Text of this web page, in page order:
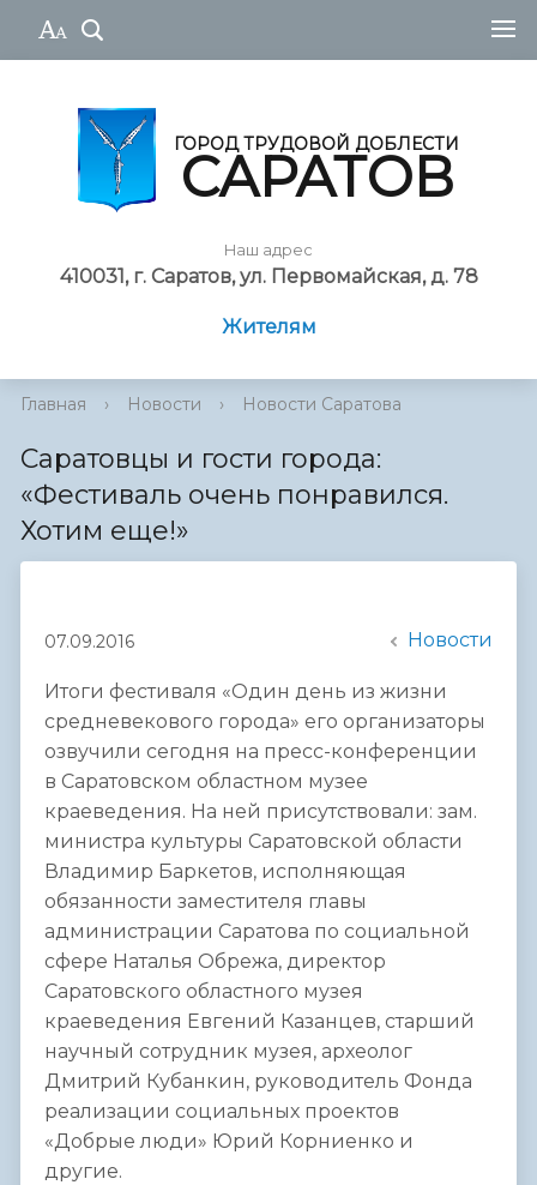
ГОРОД ТРУДОВОЙ ДОБЛЕСТИ
САРАТОВ
Наш адрес
410031, г. Саратов, ул. Первомайская, д. 78
Жителям
Главная › Новости › Новости Саратова
Саратовцы и гости города:
«Фестиваль очень понравился.
Хотим еще!»
07.09.2016 Новости
Итоги фестиваля «Один день из жизни
средневекового города» его организаторы
озвучили сегодня на пресс-конференции
в Саратовском областном музее
краеведения. На ней присутствовали: зам.
министра культуры Саратовской области
Владимир Баркетов, исполняющая
обязанности заместителя главы
администрации Саратова по социальной
сфере Наталья Обрежа, директор
Саратовского областного музея
краеведения Евгений Казанцев, старший
научный сотрудник музея, археолог
Дмитрий Кубанкин, руководитель Фонда
реализации социальных проектов
«Добрые люди» Юрий Корниенко и
другие.